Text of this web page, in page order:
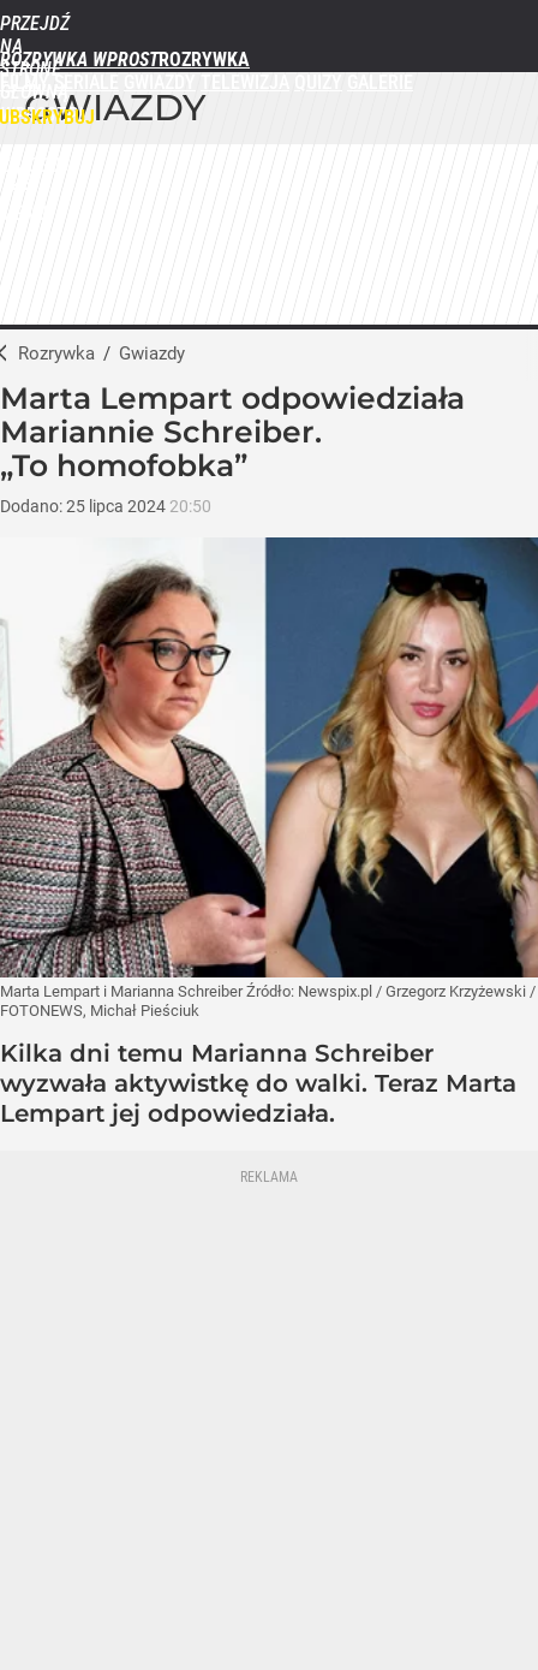
PRZEJDŹ
NA
STRONĘ
GŁÓWNĄ
WPROST.PL
ROZRYWKA WPROST
GWIAZDY
Rozrywka / Gwiazdy
Marta Lempart odpowiedziała
Mariannie Schreiber.
„To homofobka”
Dodano:25 lipca 2024 20:50
Marta Lempart i Marianna SchreiberŹródło: Newspix.pl / Grzegorz Krzyżewski /
FOTONEWS, Michał Pieściuk
Kilka dni temu Marianna Schreiber
wyzwała aktywistkę do walki. Teraz Marta
Lempart jej odpowiedziała.